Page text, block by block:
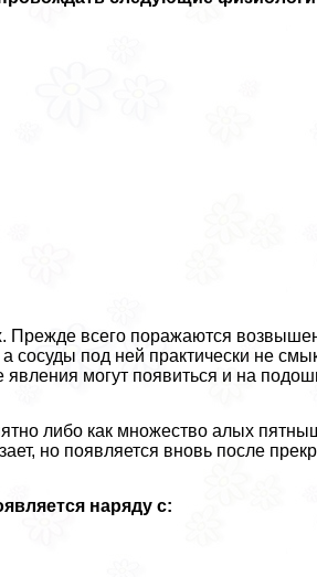
Прежде всего поражаются
сосуды под ней пpaктически не
могут появиться и на
либо как множество алых
но появляется вновь после
наряду с: